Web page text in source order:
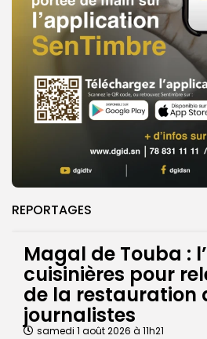
REPORTAGES
Magal de Touba :
cuisinières pour
de la restauration
journalistes
samedi 1 août 2026 à 11h21